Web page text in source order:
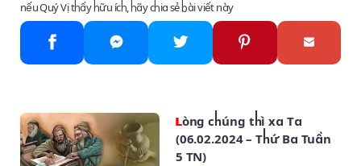
nếu Quý Vị thấy hữu ích, hãy chia sẻ bài viết này
Lòng chúng thì xa Ta
(06.02.2024 – Thứ Ba Tuần
5 TN)